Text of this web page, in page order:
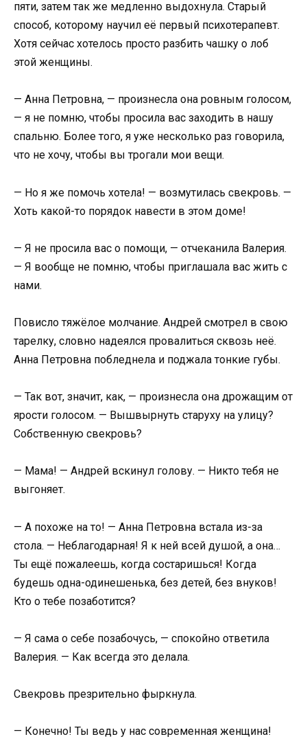
пяти, затем так же медленно выдохнула. Старый
способ, которому научил её первый психотерапевт.
Хотя сейчас хотелось просто разбить чашку о лоб
этой женщины.
— Анна Петровна, — произнесла она ровным голосом,
— я не помню, чтобы просила вас заходить в нашу
спальню. Более того, я уже несколько раз говорила,
что не хочу, чтобы вы трогали мои вещи.
— Но я же помочь хотела! — возмутилась свекровь. —
Хоть какой-то порядок навести в этом доме!
— Я не просила вас о помощи, — отчеканила Валерия.
— Я вообще не помню, чтобы приглашала вас жить с
нами.
Повисло тяжёлое молчание. Андрей смотрел в свою
тарелку, словно надеялся провалиться сквозь неё.
Анна Петровна побледнела и поджала тонкие губы.
— Так вот, значит, как, — произнесла она дрожащим от
ярости голосом. — Вышвырнуть старуху на улицу?
Собственную свекровь?
— Мама! — Андрей вскинул голову. — Никто тебя не
выгоняет.
— А похоже на то! — Анна Петровна встала из-за
стола. — Неблагодарная! Я к ней всей душой, а она…
Ты ещё пожалеешь, когда состаришься! Когда
будешь одна-одинешенька, без детей, без внуков!
Кто о тебе позаботится?
— Я сама о себе позабочусь, — спокойно ответила
Валерия. — Как всегда это делала.
Свекровь презрительно фыркнула.
— Конечно! Ты ведь у нас современная женщина!